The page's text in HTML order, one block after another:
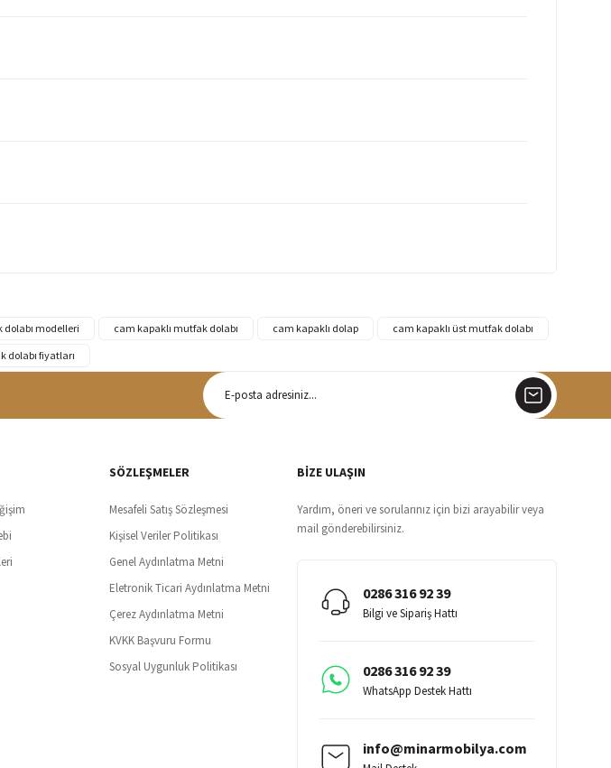
dolabı modelleri cam kapaklı mutfak dolabı cam kapaklı dolap
cam kapaklı üst mutfak dolabı
dolabı fiyatları
güvende
Tüm ürünlerde ücretsiz teslimat
SÖZLEŞMELER
Mesafeli Satış Sözleşmesi
Kişisel Veriler Politikası
Genel Aydınlatma Metni
Eletronik Ticari Aydınlatma Metni
Çerez Aydınlatma Metni
KVKK Başvuru Formu
Sosyal Uygunluk Politikası
BİZE ULAŞIN
Yardım, öneri ve sorularınız için bizi arayabilir veya
mail gönderebilirsiniz.
0286 316 92 39
Bilgi ve Sipariş Hattı
0286 316 92 39
WhatsApp Destek Hattı
info@minarmobilya.com